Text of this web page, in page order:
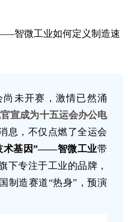
智微工业如何定义制造速
尚未开赛，激情已然涌
宣成为十五运会办公电
息，不仅点燃了全运会
术基因”——智微工业带
下专注于工业的品牌，
制造赛道“热身”，预演